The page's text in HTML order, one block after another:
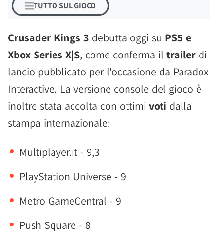
TUTTO SUL GIOCO
Crusader Kings 3 debutta oggi su PS5 e
Xbox Series X|S, come conferma il trailer di
lancio pubblicato per l'occasione da Paradox
Interactive. La versione console del gioco è
inoltre stata accolta con ottimi voti dalla
stampa internazionale:
Multiplayer.it - 9,3
PlayStation Universe - 9
Metro GameCentral - 9
Push Square - 8